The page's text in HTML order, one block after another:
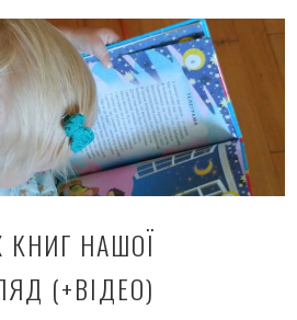
Старого
Лева)
НАШОЇ
(+ВІДЕО)